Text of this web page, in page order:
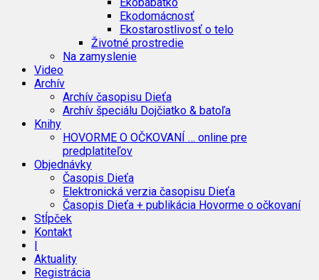
Ekodomácnosť
Ekostarostlivosť o telo
Životné prostredie
Na zamyslenie
Video
Archív
Archív časopisu Dieťa
Archív špeciálu Dojčiatko & batoľa
Knihy
HOVORME O OČKOVANÍ … online pre
predplatiteľov
Objednávky
Časopis Dieťa
Elektronická verzia časopisu Dieťa
Časopis Dieťa + publikácia Hovorme o očkovaní
Stĺpček
Kontakt
|
Aktuality
Registrácia